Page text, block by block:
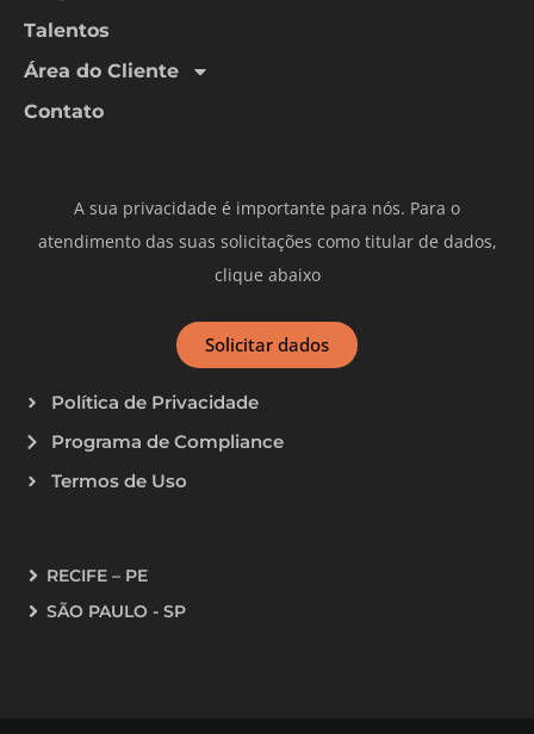
Talentos
Área do Cliente
Contato
A sua privacidade é importante para nós. Para o
atendimento das suas solicitações como titular de dados,
clique abaixo
Solicitar dados
Política de Privacidade
Programa de Compliance
Termos de Uso
RECIFE – PE
SÃO PAULO - SP